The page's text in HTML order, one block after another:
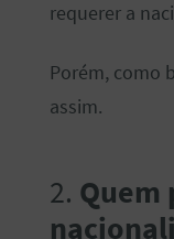
requerer a
Porém, como
assim.
2. Quem